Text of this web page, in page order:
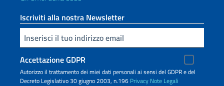
Iscriviti alla nostra Newsletter
Inserisci la tua email
Accettazione GDPR
Autorizzo il trattamento dei miei dati personali ai sensi del GDPR e del
Decreto Legislativo 30 giugno 2003, n.196 Privacy Note Legali